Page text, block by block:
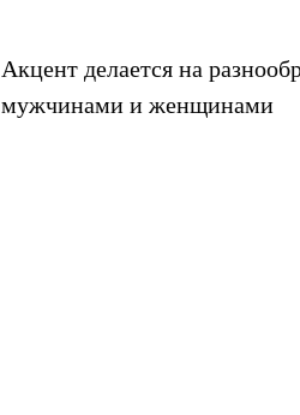
Акцент делается на
мужчинами и женщинами